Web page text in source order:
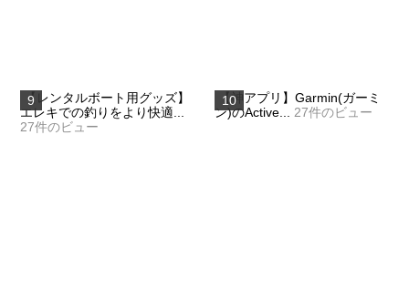
【レンタルボート用グッズ】
エレキでの釣りをより快適...
27件のビュー
【神アプリ】Garmin(ガーミ
ン)のActive...
27件のビュー